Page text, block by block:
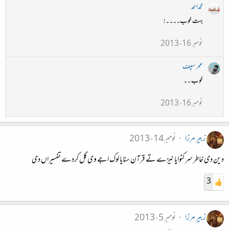
محمداحمد
بہت خوب۔۔۔۔!
نومبر 16، 2013
عمر سیف
خوب ۔۔
نومبر 16، 2013
زبیر مرزا
نومبر 14، 2013
دین دی خاطر سر کٹوایا نیزے تے قرآن سنایا لوک اجے وی گل کردے تفسیراں دی
3
زبیر مرزا
نومبر 5، 2013